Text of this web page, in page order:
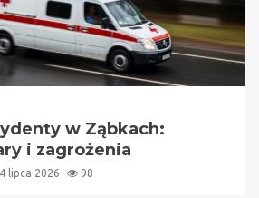
w Ząbkach:
i zagrożenia
lipca 2026 98